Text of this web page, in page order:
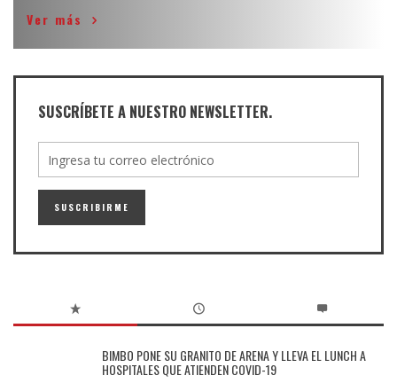
Ver más
SUSCRÍBETE A NUESTRO NEWSLETTER.
BIMBO PONE SU GRANITO DE ARENA Y LLEVA EL LUNCH A
HOSPITALES QUE ATIENDEN COVID-19